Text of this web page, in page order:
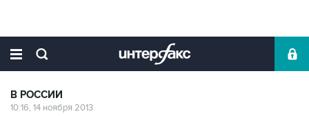
В РОССИИ
10:16, 14 ноября 2013